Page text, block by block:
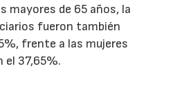
mayores de 65 años, la
fueron también
frente a las mujeres
el 37,65%.